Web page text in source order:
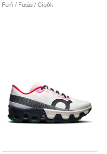
Férfi / Futás / Cipők